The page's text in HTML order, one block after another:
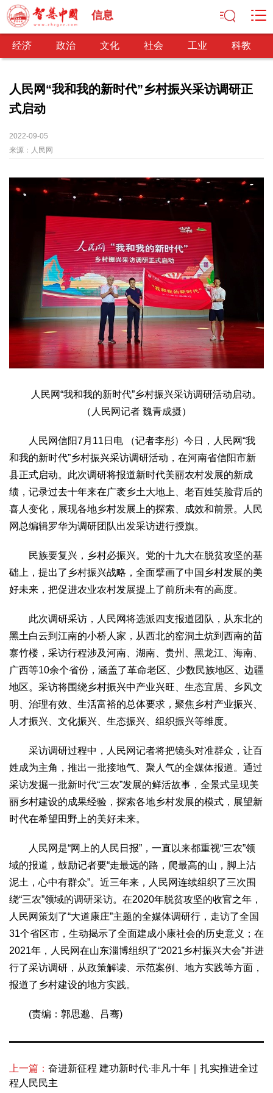
信息
经济 政治 文化 社会 工业 科教
经济
经济观察
经济转型
政治
深化改革 依法治国 司法公正
中华文化 核心价值 文化产业 文化事业
艺术百家
文化观察
智海钩沉
社会治理 社会保障 城乡发展 民生建设
工业
装备制造 智能制造 制造2025 大国工匠
智慧教育 职业教育
智慧农业 智慧乡村 基层之声
国防
国防建设 军民融合 兵器装备 军营风采
国际
生态
生态文明 能源资源 环境保护 地方生态 休闲旅游
访谈 动态
地方
京 津 冀 晋 辽 吉 黑 沪 苏 浙 皖
闽
赣
鲁 豫 鄂 湘 粤 桂 琼 渝 川 黔 滇
藏
陕
甘 青 新 港 澳 台
智库
智库建设 智库专家 智库战略 智库之声
信息
地方动态 地方强音
在线期刊
杂志简介 杂志编委会 组织机构 联系我们 智慧中国动态
智慧城市
全景中国 智慧旅游 智慧教育 智慧医疗
智慧交通
智慧环保
智慧会客厅 县域经济 城乡建设 乡村振兴
康养
工作动态 康养思语 明星老人
合作伙伴
人民网“我和我的新时代”乡村振兴采访调研正
式启动
2022-09-05
来源： 人民网
人民网“我和我的新时代”乡村振兴采访调研活动启动。
（人民网记者 魏青成摄）
人民网信阳7月11日电 （记者李彤）今日，人民网“我
和我的新时代”乡村振兴采访调研活动，在河南省信阳市新
县正式启动。此次调研将报道新时代美丽农村发展的新成
绩，记录过去十年来在广袤乡土大地上、老百姓笑脸背后的
喜人变化，展现各地乡村发展上的探索、成效和前景。人民
网总编辑罗华为调研团队出发采访进行授旗。
民族要复兴，乡村必振兴。党的十九大在脱贫攻坚的基
础上，提出了乡村振兴战略，全面擘画了中国乡村发展的美
好未来，把促进农业农村发展提上了前所未有的高度。
此次调研采访，人民网将选派四支报道团队，从东北的
黑土白云到江南的小桥人家，从西北的窑洞土炕到西南的苗
寨竹楼，采访行程涉及河南、湖南、贵州、黑龙江、海南、
广西等10余个省份，涵盖了革命老区、少数民族地区、边疆
地区。采访将围绕乡村振兴中产业兴旺、生态宜居、乡风文
明、治理有效、生活富裕的总体要求，聚焦乡村产业振兴、
人才振兴、文化振兴、生态振兴、组织振兴等维度。
采访调研过程中，人民网记者将把镜头对准群众，让百
姓成为主角，推出一批接地气、聚人气的全媒体报道。通过
采访发掘一批新时代“三农”发展的鲜活故事，全景式呈现美
丽乡村建设的成果经验，探索各地乡村发展的模式，展望新
时代在希望田野上的美好未来。
人民网是“网上的人民日报”，一直以来都重视“三农”领
域的报道，鼓励记者要“走最远的路，爬最高的山，脚上沾
泥土，心中有群众”。近三年来，人民网连续组织了三次围
绕“三农”领域的调研采访。在2020年脱贫攻坚的收官之年，
人民网策划了“大道康庄”主题的全媒体调研行，走访了全国
31个省区市，生动揭示了全面建成小康社会的历史意义；在
2021年，人民网在山东淄博组织了“2021乡村振兴大会”并进
行了采访调研，从政策解读、示范案例、地方实践等方面，
报道了乡村建设的地方实践。
(责编：郭思邈、吕骞)
上一篇： 奋进新征程 建功新时代·非凡十年｜扎实推进全过
程人民民主